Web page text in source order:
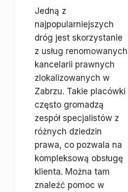
Jedną z
najpopularniejszych
dróg jest skorzystanie
z usług renomowanych
kancelarii prawnych
zlokalizowanych w
Zabrzu. Takie placówki
często gromadzą
zespół specjalistów z
różnych dziedzin
prawa, co pozwala na
kompleksową obsługę
klienta. Można tam
znaleźć pomoc w